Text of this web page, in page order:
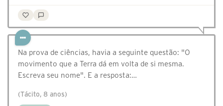
Na prova de ciências, havia a seguinte questão: "O
movimento que a Terra dá em volta de si mesma.
Escreva seu nome". E a resposta:…
(Tácito, 8 anos)